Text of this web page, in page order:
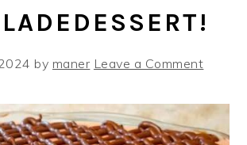
by maner Leave a Comment